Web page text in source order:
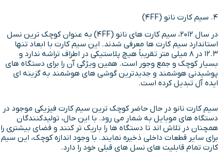
۴. سیم کارت نانو (4FF)
در سال ۲۰۱۲، سیم کارت های نانو (4FF) به عنوان کوچک ترین نسل
استاندارد سیم کارت ها معرفی شدند. این سیم کارت با ابعاد تنها
۱۲.۳ در ۸ میلی متر تقریباً هیچ پلاستیکی در اطراف تراشه ندارد و
بسیار کوچک و جمع وجور است. همین ویژگی آن را برای دستگاه های
پوشیدنی هوشمند و جدیدترین گوشی های هوشمند به گزینه ای
ایده آل تبدیل کرده است.
سیم کارت نانو در حال حاضر کوچک ترین سیم کارت فیزیکی موجود در
دستگاه های موبایل به شمار می رود. با این حال، تولیدکنندگان
همچنان در تلاش اند تا دستگاه ها را باریک تر کنند و فضای بیشتری را
برای سایر قطعات داخلی ذخیره نمایند. با وجود اندازه کوچک، این سیم
کارت تمام قابلیت های نسل های قبلی خود را دارد.